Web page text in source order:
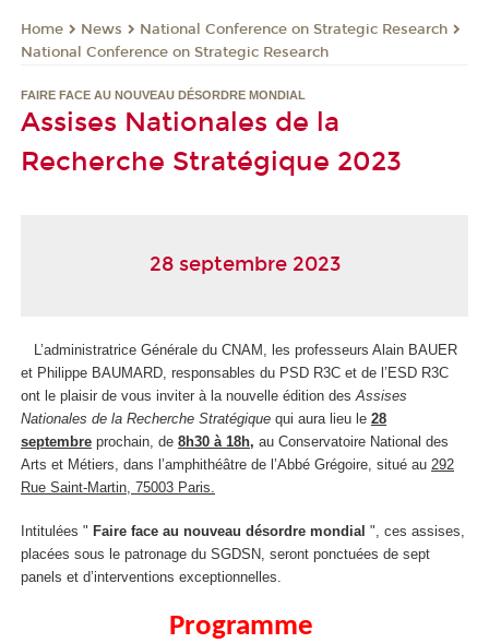
Home News
National Conference on Strategic Research
National Conference on Strategic Research
FAIRE FACE AU NOUVEAU DÉSORDRE MONDIAL
Assises Nationales de la
Recherche Stratégique 2023
28 septembre 2023
L’administratrice Générale du CNAM, les professeurs Alain BAUER
et Philippe BAUMARD, responsables du PSD R3C et de l’ESD R3C
ont le plaisir de vous inviter à la nouvelle édition des Assises
Nationales de la Recherche Stratégique qui aura lieu le 28
septembre prochain, de 8h30 à 18h, au Conservatoire National des
Arts et Métiers, dans l’amphithéâtre de l’Abbé Grégoire, situé au 292
Rue Saint-Martin, 75003 Paris.
Intitulées " Faire face au nouveau désordre mondial ", ces assises,
placées sous le patronage du SGDSN, seront ponctuées de sept
panels et d’interventions exceptionnelles.
Programme